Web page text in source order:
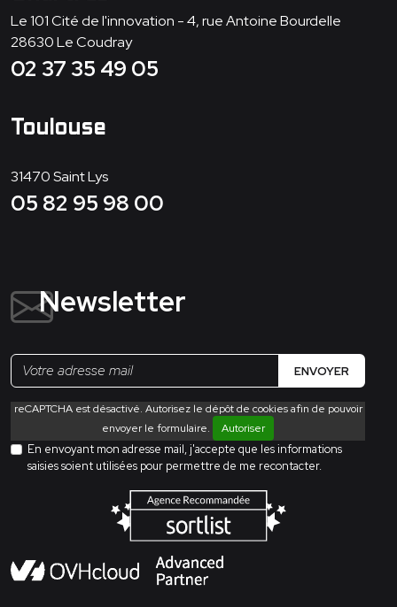
Le 101 Cité de l'innovation - 4, rue Antoine Bourdelle
28630Le Coudray
02 37 35 49 05
Toulouse
31470Saint Lys
05 82 95 98 00
Newsletter
ENVOYER
reCAPTCHA est désactivé. Autorisez le dépôt de cookies afin de pouvoir
envoyer le formulaire.
Autoriser
En envoyant mon adresse mail, j'accepte que les informations
saisies soient utilisées pour permettre de me recontacter.